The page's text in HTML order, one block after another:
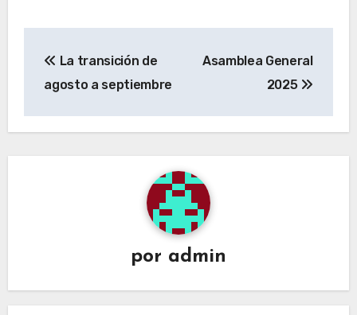
de
La transición de
agosto a septiembre
Asamblea General
2025
por admin